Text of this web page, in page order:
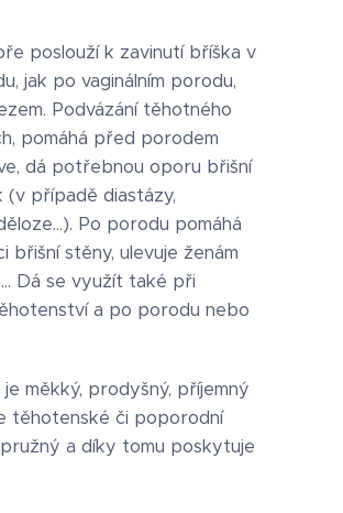
poslouží k zavinutí bříška v
jak po vaginálním porodu,
Podvázání těhotného
pomáhá před porodem
dá potřebnou oporu břišní
(v případě diastázy,
Po porodu pomáhá
břišní stěny, ulevuje ženám
Dá se využít také při
a po porodu nebo
měkký, prodyšný, příjemný
těhotenské či poporodní
a díky tomu poskytuje